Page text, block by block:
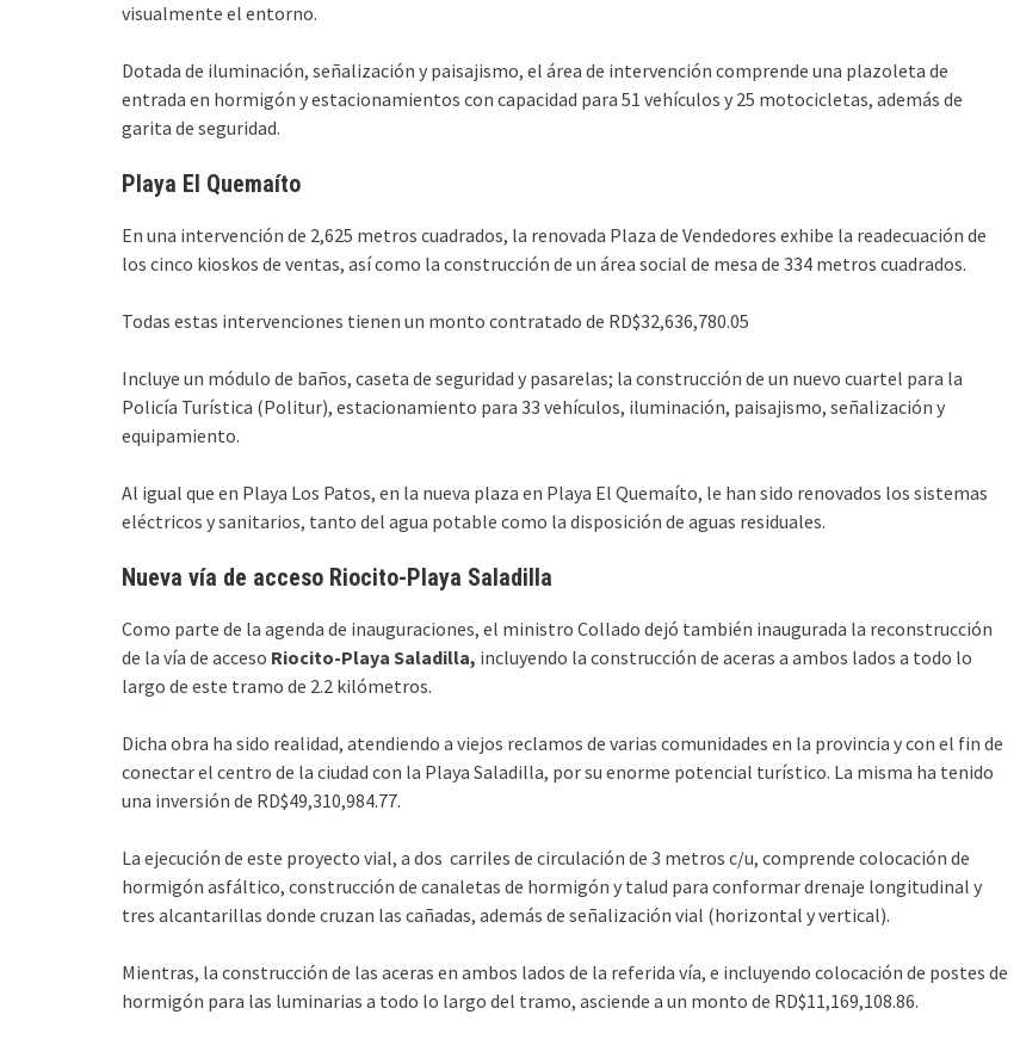
visualmente el entorno.
Dotada de iluminación, señalización y paisajismo, el área de intervención comprende una plazoleta de
entrada en hormigón y estacionamientos con capacidad para 51 vehículos y 25 motocicletas, además de
garita de seguridad.
Playa El Quemaíto
En una intervención de 2,625 metros cuadrados, la renovada Plaza de Vendedores exhibe la readecuación de
los cinco kioskos de ventas, así como la construcción de un área social de mesa de 334 metros cuadrados.
Todas estas intervenciones tienen un monto contratado de RD$32,636,780.05
Incluye un módulo de baños, caseta de seguridad y pasarelas; la construcción de un nuevo cuartel para la
Policía Turística (Politur), estacionamiento para 33 vehículos, iluminación, paisajismo, señalización y
equipamiento.
Al igual que en Playa Los Patos, en la nueva plaza en Playa El Quemaíto, le han sido renovados los sistemas
eléctricos y sanitarios, tanto del agua potable como la disposición de aguas residuales.
Nueva vía de acceso Riocito-Playa Saladilla
Como parte de la agenda de inauguraciones, el ministro Collado dejó también inaugurada la reconstrucción
de la vía de acceso Riocito-Playa Saladilla, incluyendo la construcción de aceras a ambos lados a todo lo
largo de este tramo de 2.2 kilómetros.
Dicha obra ha sido realidad, atendiendo a viejos reclamos de varias comunidades en la provincia y con el fin de
conectar el centro de la ciudad con la Playa Saladilla, por su enorme potencial turístico. La misma ha tenido
una inversión de RD$49,310,984.77.
La ejecución de este proyecto vial, a dos carriles de circulación de 3 metros c/u, comprende colocación de
hormigón asfáltico, construcción de canaletas de hormigón y talud para conformar drenaje longitudinal y
tres alcantarillas donde cruzan las cañadas, además de señalización vial (horizontal y vertical).
Mientras, la construcción de las aceras en ambos lados de la referida vía, e incluyendo colocación de postes de
hormigón para las luminarias a todo lo largo del tramo, asciende a un monto de RD$11,169,108.86.